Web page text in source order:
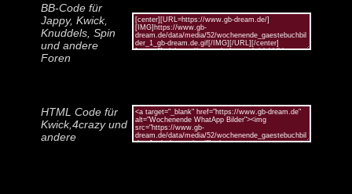
BB-Code für
Jappy, Kwick,
Knuddels, Spin
und andere
Foren
HTML Code für
Kwick,4crazy und
andere